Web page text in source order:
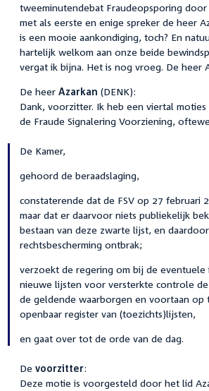
tweeminutendebat Fraudeopsporing door
met als eerste en enige spreker de heer
is een mooie aankondiging, toch? En
hartelijk welkom aan onze beide
vergat ik bijna. Het is nog vroeg. De heer
De heer Azarkan (DENK):
Dank, voorzitter. Ik heb een viertal
de Fraude Signalering Voorziening,
De Kamer,
gehoord de beraadslaging,
constaterende dat de FSV op 27 februari
maar dat er daarvoor niets publiekelijk
bestaan van deze zwarte lijst, en
rechtsbescherming ontbrak;
verzoekt de regering om bij de eventuele
nieuwe lijsten voor versterkte controle
de geldende waarborgen en voortaan op
openbaar register van (toezichts)lijsten,
en gaat over tot de orde van de dag.
De voorzitter:
Deze motie is voorgesteld door het lid